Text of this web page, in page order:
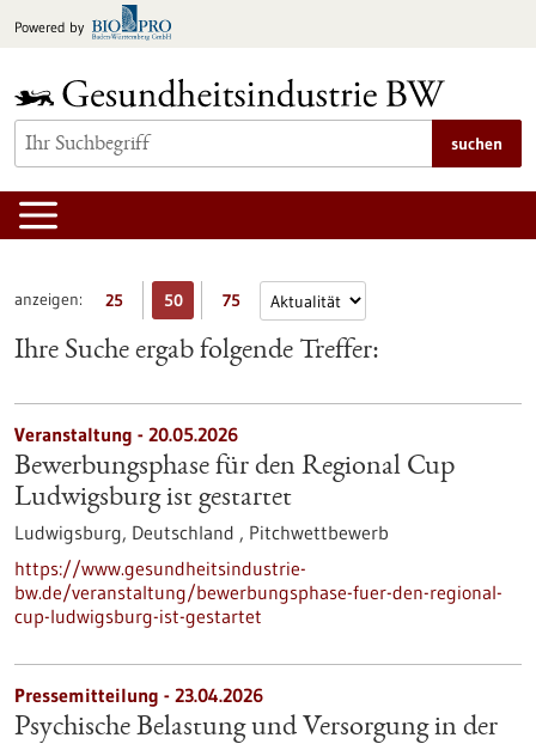
Inhalt
Powered by
suchen
anzeigen: 25 50 75
Ihre Suche ergab folgende Treffer:
Veranstaltung - 20.05.2026
Bewerbungsphase für den Regional Cup
Ludwigsburg ist gestartet
Ludwigsburg, Deutschland , Pitchwettbewerb
https://www.gesundheitsindustrie-
bw.de/veranstaltung/bewerbungsphase-fuer-den-regional-
cup-ludwigsburg-ist-gestartet
Pressemitteilung - 23.04.2026
Psychische Belastung und Versorgung in der